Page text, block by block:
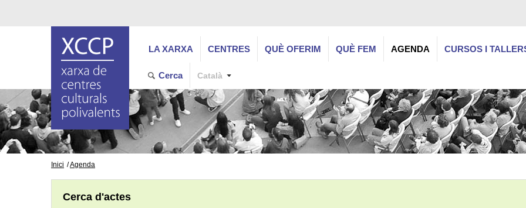
LA XARXA CENTRES QUÈ OFERIM QUÈ FEM AGENDA CURSOS I
Cerca Català
Inici Agenda
Cerca d'actes